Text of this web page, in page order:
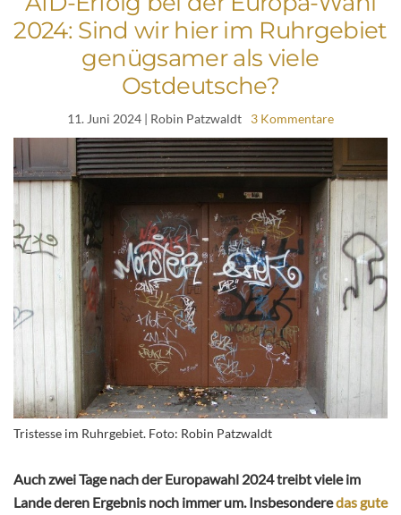
2024: Sind wir hier im Ruhrgebiet
genügsamer als viele
Ostdeutsche?
11. Juni 2024 | Robin Patzwaldt 3 Kommentare
Tristesse im Ruhrgebiet. Foto: Robin Patzwaldt
Auch zwei Tage nach der Europawahl 2024 treibt viele im
Lande deren Ergebnis noch immer um. Insbesonderedas gute